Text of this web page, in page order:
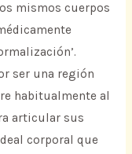
mismos cuerpos
ser una región
habitualmente al
articular sus
corporal que